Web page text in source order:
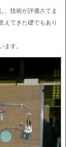
、技術が評価さてま
えてきた礎でもあり
ます。